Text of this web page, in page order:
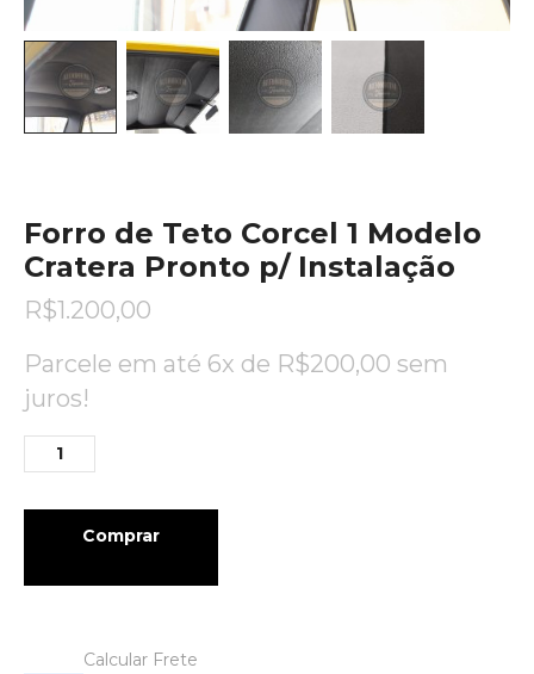
Forro de Teto Corcel 1 Modelo
Cratera Pronto p/ Instalação
R$1.200,00
Parcele em até 6x de R$200,00 sem
juros!
Comprar
Calcular Frete